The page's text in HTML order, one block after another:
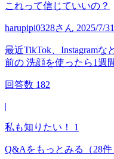
これって信じていいの？
harupipi0328さん 2025/7/31
最近TikTok、Instagram
前の 洗顔を使ったら1週
回答数 182
|
私も知りたい！ 1
Q&Aをもっとみる （28件